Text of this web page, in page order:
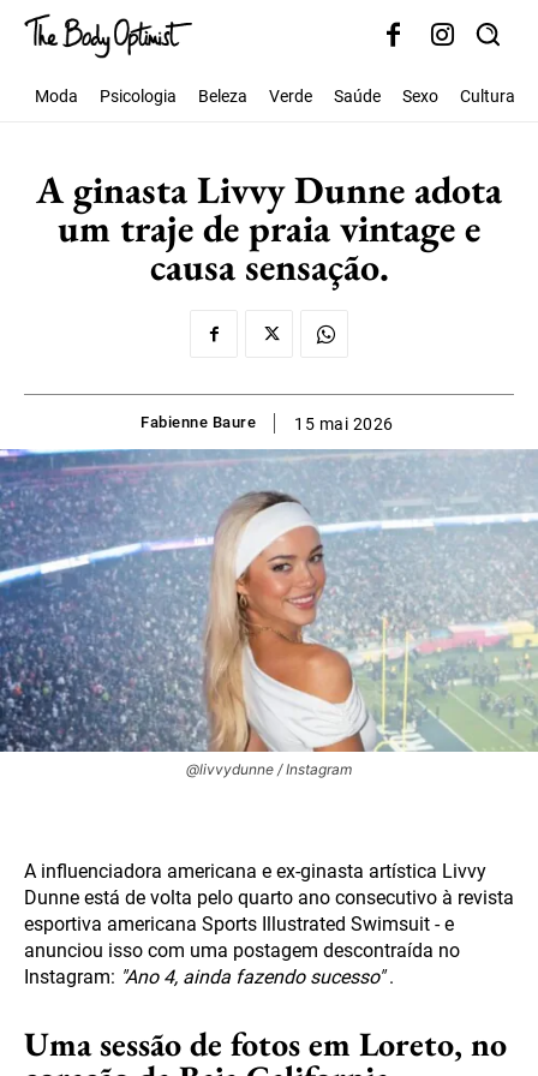
Moda Psicologia Beleza Verde Saúde Sexo Cultura
A ginasta Livvy Dunne adota
um traje de praia vintage e
causa sensação.
Fabienne Baure 15 mai 2026
@livvydunne / Instagram
A influenciadora americana e ex-ginasta artística Livvy
Dunne está de volta pelo quarto ano consecutivo à revista
esportiva americana Sports Illustrated Swimsuit - e
anunciou isso com uma postagem descontraída no
Instagram: "Ano 4, ainda fazendo sucesso".
Uma sessão de fotos em Loreto, no